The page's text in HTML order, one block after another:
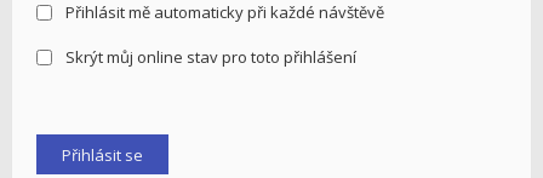
Přihlásit mě automaticky při každé návštěvě
Skrýt můj online stav pro toto přihlášení